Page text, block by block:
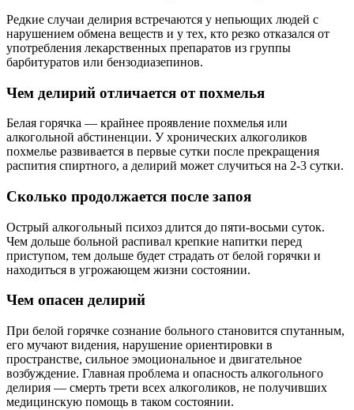
Редкие случаи делирия встречаются у непьющих людей с
нарушением обмена веществ и у тех, кто резко отказался от
употребления лекарственных препаратов из группы
барбитуратов или бензодиазепинов.
Чем делирий отличается от похмелья
Белая горячка — крайнее проявление похмелья или
алкогольной абстиненции. У хронических алкоголиков
похмелье развивается в первые сутки после прекращения
распития спиртного, а делирий может случиться на 2-3 сутки.
Сколько продолжается после запоя
Острый алкогольный психоз длится до пяти-восьми суток.
Чем дольше больной распивал крепкие напитки перед
приступом, тем дольше будет страдать от белой горячки и
находиться в угрожающем жизни состоянии.
Чем опасен делирий
При белой горячке сознание больного становится спутанным,
его мучают видения, нарушение ориентировки в
пространстве, сильное эмоциональное и двигательное
возбуждение. Главная проблема и опасность алкогольного
делирия — смерть трети всех алкоголиков, не получивших
медицинскую помощь в таком состоянии.